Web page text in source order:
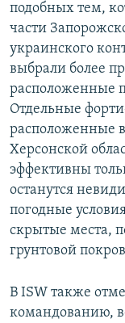
подобных тем,
части
украинского
выбрали более
расположенные
Отдельные
расположенные
Херсонской
эффективны
останутся
погодные
скрытые места,
грунтовой
В ISW также
командованию,